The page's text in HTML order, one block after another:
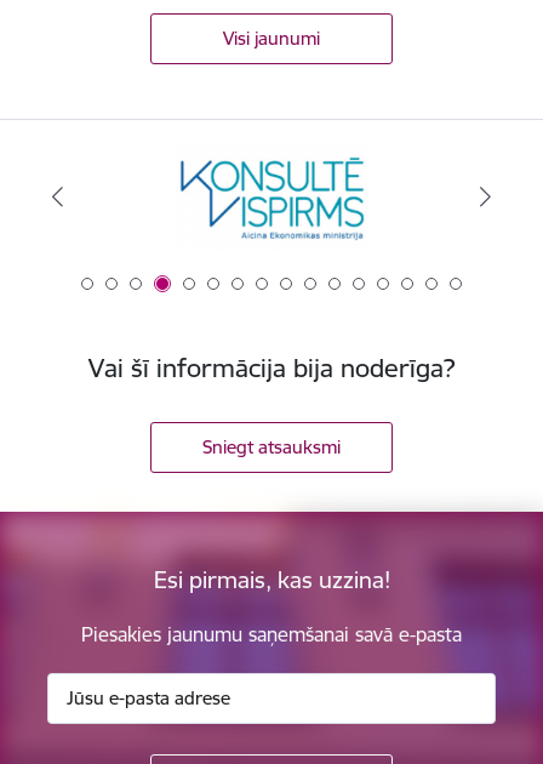
Visi jaunumi
Vai šī informācija bija noderīga?
Sniegt atsauksmi
Esi pirmais, kas uzzina!
Piesakies jaunumu saņemšanai savā e-pasta